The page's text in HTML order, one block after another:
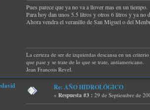
Pues parece que ya no va a llover mas en un tiempo.
Para hoy dan unos 5.5 litros y otros 6 litros y ya no
Ahora vendra el veranillo de San Miguel o del
La certeza de ser de izquierdas descansa en un
que pase y se trate de lo que se trate, antiamericano.
Jean Francois Revel.
Re: AÑO HIDROLÓGICO
« Respuesta #3 : 29 de Septiembre de